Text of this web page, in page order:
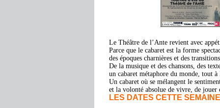
Le Théâtre de l’Ante revient avec
Parce que le cabaret est la forme
des époques charnières et des
De la musique et des chansons, des
un cabaret métaphore du monde, tout
Un cabaret où se mélangent le
et la volonté absolue de vivre, de jouer
LES DATES CETTE